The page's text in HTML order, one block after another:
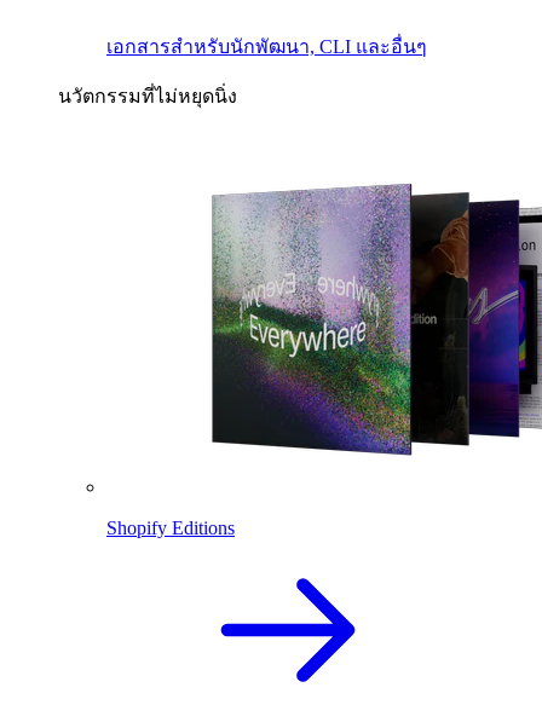
เอกสารสำหรับนักพัฒนา, CLI และอื่นๆ
นวัตกรรมที่ไม่หยุดนิ่ง
Shopify Editions